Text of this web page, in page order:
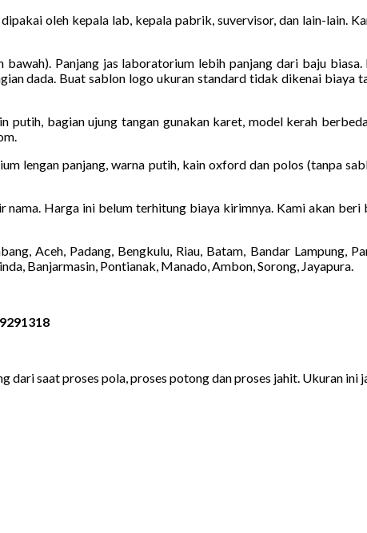
oleh kepala lab, kepala pabrik, suvervisor, dan lain-lain.
Panjang jas laboratorium lebih panjang dari baju
dada. Buat sablon logo ukuran standard tidak dikenai biaya
bagian ujung tangan gunakan karet, model kerah
lengan panjang, warna putih, kain oxford dan polos (tanpa
Harga ini belum terhitung biaya kirimnya. Kami akan
Aceh, Padang, Bengkulu, Riau, Batam, Bandar Lampung,
Banjarmasin, Pontianak, Manado, Ambon, Sorong, Jayapura.
saat proses pola, proses potong dan proses jahit. Ukuran ini